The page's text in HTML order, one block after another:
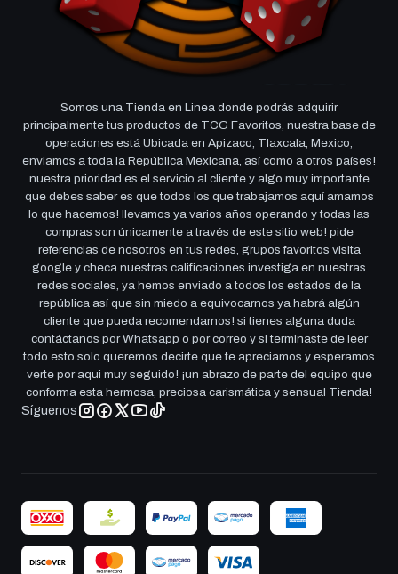
Somos una Tienda en Linea donde podrás adquirir
principalmente tus productos de TCG Favoritos, nuestra base de
operaciones está Ubicada en Apizaco, Tlaxcala, Mexico,
enviamos a toda la República Mexicana, así como a otros países!
nuestra prioridad es el servicio al cliente y algo muy importante
que debes saber es que todos los que trabajamos aquí amamos
lo que hacemos! llevamos ya varios años operando y todas las
compras son únicamente a través de este sitio web! pide
referencias de nosotros en tus redes, grupos favoritos visita
google y checa nuestras calificaciones investiga en nuestras
redes sociales, ya hemos enviado a todos los estados de la
república así que sin miedo a equivocarnos ya habrá algún
cliente que pueda recomendarnos! si tienes alguna duda
contáctanos por Whatsapp o por correo y si terminaste de leer
todo esto solo queremos decirte que te apreciamos y esperamos
verte por aqui muy seguido! ¡un abrazo de parte del equipo que
conforma esta hermosa, preciosa carismática y sensual Tienda!
Síguenos